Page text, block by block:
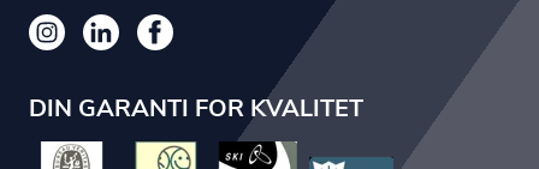
DIN GARANTI FOR KVALITET